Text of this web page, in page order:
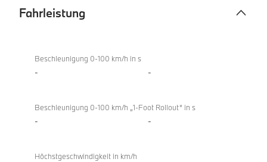
Fahrleistung
Beschleunigung 0-100 km/h in s
- -
Beschleunigung 0-100 km/h „1-Foot Rollout“ in s
- -
Höchstgeschwindigkeit in km/h